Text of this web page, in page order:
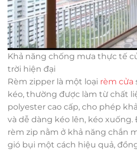
Khả năng chống mưa thực tế
trời hiện đại
Rèm zipper là một loại rèm cửa
kéo, thường được làm từ chất
polyester cao cấp, cho phép
và dễ dàng kéo lên, kéo
rèm zip nằm ở khả năng chắn
gió bụi một cách hiệu quả,